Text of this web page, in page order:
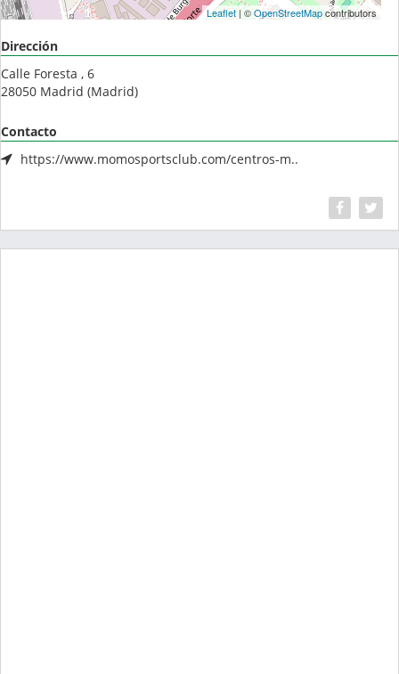
Leaflet| ©OpenStreetMapcontributors
Dirección
Calle Foresta , 6
28050 Madrid (Madrid)
Contacto
https://www.momosportsclub.com/centros-m..